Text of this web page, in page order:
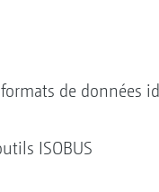
de données
ISOBUS